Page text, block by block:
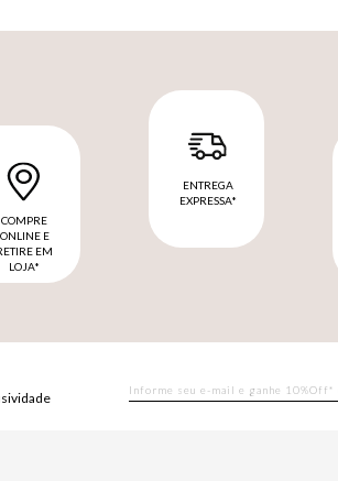
COMPRE
ONLINE E
EM
LOJA*
ENTREGA
EXPRESSA*